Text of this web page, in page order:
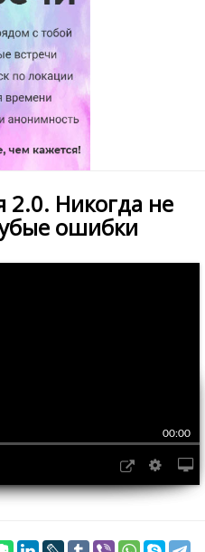
2.0. Никогда не
ошибки
00:00